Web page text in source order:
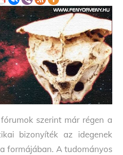
szerint már régen a
bizonyíték az idegenek
formájában. A tudományos